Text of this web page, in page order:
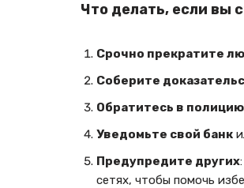
Что делать, если вы
Срочно прекратите
Соберите
Обратитесь в полицию
Уведомьте свой банк
Предупредите других
сетях, чтобы помочь